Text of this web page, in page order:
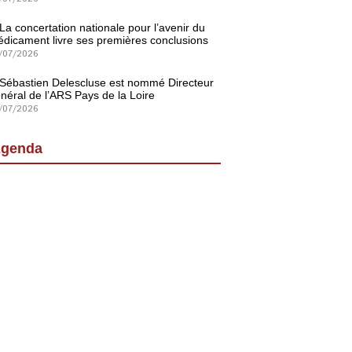
La concertation nationale pour l’avenir du
livre ses premières conclusions
2026
Sébastien Delescluse est nommé Directeur
de l’ARS Pays de la Loire
2026